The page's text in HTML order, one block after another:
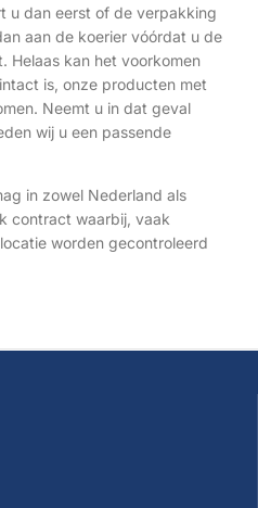
u dan eerst of de verpakking
aan de koerier vóórdat u de
Helaas kan het voorkomen
is, onze producten met
Neemt u in dat geval
wij u een passende
in zowel Nederland als
contract waarbij, vaak
worden gecontroleerd